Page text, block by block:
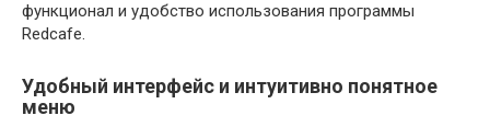
функционал и удобство использования программы
Redcafe.
Удобный интерфейс и интуитивно понятное
меню